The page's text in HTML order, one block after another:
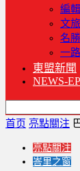
編
文
名
一
東盟新聞
NEWS-
首页 亮點關注
亮點關注
峇里之窗